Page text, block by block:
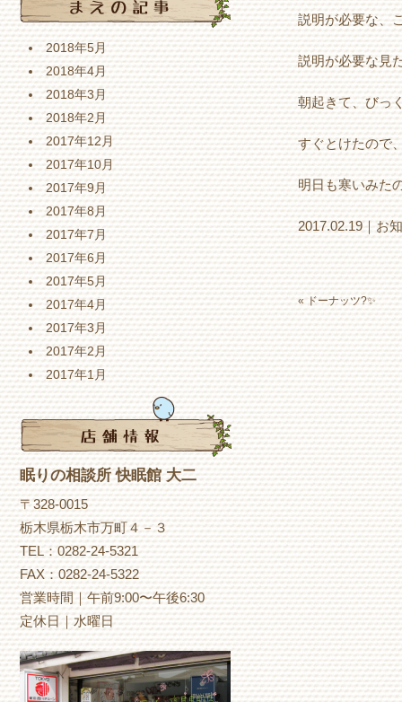
2018年5月
2018年4月
2018年3月
2018年2月
2017年12月
2017年10月
2017年9月
2017年8月
2017年7月
2017年6月
2017年5月
2017年4月
2017年3月
2017年2月
2017年1月
眠りの相談所 快眠館 大二
〒328-0015
栃木県栃木市万町４－３
TEL：0282-24-5321
FAX：0282-24-5322
営業時間｜午前9:00〜午後6:30
定休日｜水曜日
説明が必要な見
朝起きて、びっ
すぐとけたので
明日も寒いみた
2017.02.19｜お
«ドーナッツ?✨